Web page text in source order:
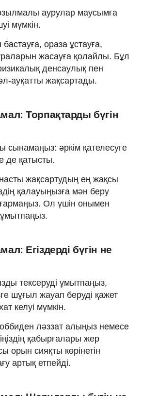
аурулар маусымға
мүмкін.
ораза ұстауға,
жасауға қолайлы. Бұл
денсаулық пен
ауқатты жақсартады.
Торпақтарды бүгін
сынамаңыз: әркім қателесуге
де қатысты.
жақсартудың ең жақсы
қалауыңызға мән беру
Ол үшін онымен
Егіздерді бүгін не
тексеруді ұмытпаңыз,
шұғыл жауап беруді қажет
келуі мүмкін.
ләззат алыңыз немесе
қабырғалары жер
орын сияқты көрінетін
артық етпейді.